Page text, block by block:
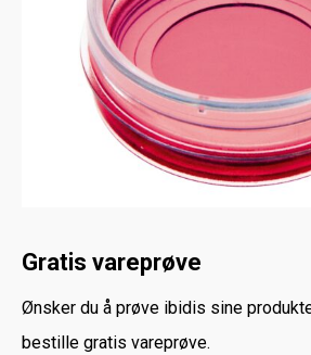
Gratis vareprøve
Ønsker du å prøve ibidis sine
bestille gratis vareprøve.